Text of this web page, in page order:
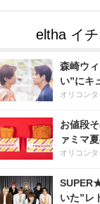
森崎ウ
い”にキ
オリコン
お値段
ァミマ
オリコン
いた”レ